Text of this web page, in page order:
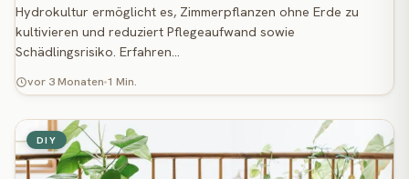
Hydrokultur ermöglicht es, Zimmerpflanzen ohne Erde zu
kultivieren und reduziert Pflegeaufwand sowie
Schädlingsrisiko. Erfahren…
vor 3 Monaten 1 Min.
DIY